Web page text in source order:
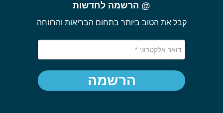
@ הרשמה לחדשות
קבל את הטוב ביותר בתחום הבריאות והרווחה
הרשמה